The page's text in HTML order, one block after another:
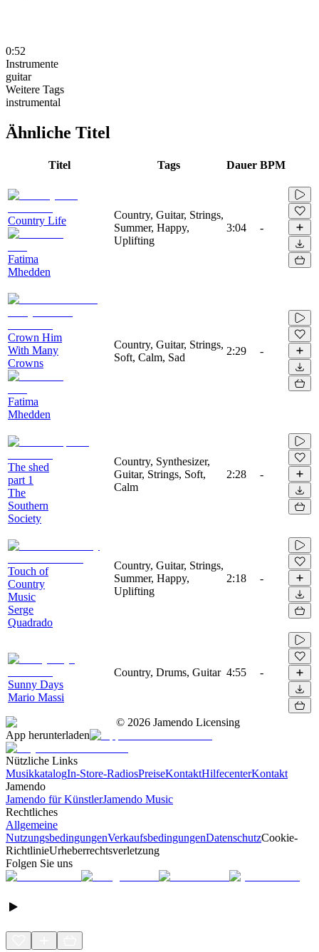
0:52
Instrumente
guitar
Weitere Tags
instrumental
Ähnliche Titel
Titel Tags Dauer BPM
Country Life
Fatima
Mhedden
Country, Guitar, Strings,
Summer, Happy,
Uplifting
3:04 -
Crown Him
With Many
Crowns
Fatima
Mhedden
Country, Guitar, Strings,
Soft, Calm, Sad
2:29 -
The shed
part 1
The
Southern
Society
Country, Synthesizer,
Guitar, Strings, Soft,
Calm
2:28 -
Touch of
Country
Music
Serge
Quadrado
Country, Guitar, Strings,
Summer, Happy,
Uplifting
2:18 -
Sunny Days
Mario Massi
Country, Drums, Guitar 4:55 -
© 2026 Jamendo Licensing
App herunterladen
Nützliche Links
MusikkatalogIn-Store-RadiosPreiseKontaktHilfecenterKontakt
Jamendo
Jamendo für KünstlerJamendo Music
Rechtliches
Allgemeine
NutzungsbedingungenVerkaufsbedingungenDatenschutzCookie-
RichtlinieUrheberrechtsverletzung
Folgen Sie uns